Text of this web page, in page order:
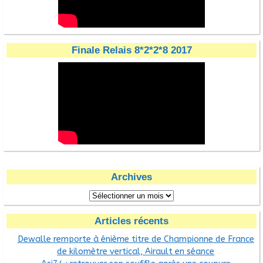
Finale Relais 8*2*2*8 2017
Archives
Articles récents
Dewalle remporte à énième titre de Championne de France
de kilomètre vertical, Airault en séance